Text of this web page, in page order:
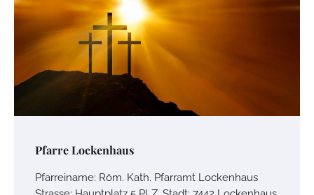
Pfarre Lockenhaus
Pfarreiname: Röm. Kath. Pfarramt Lockenhaus